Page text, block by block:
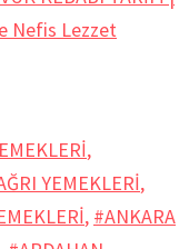
Nefis Lezzet
,
YEMEKLERİ,
, #ANKARA